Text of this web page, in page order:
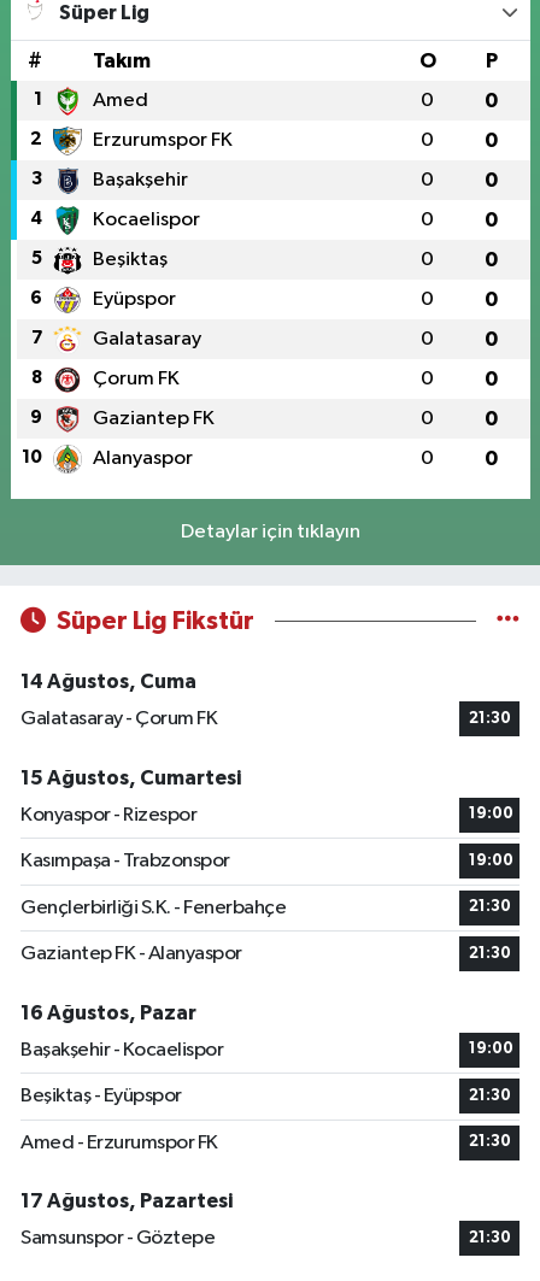
Süper Lig
# Takım O P
1 Amed 0 0
2 Erzurumspor FK 0 0
3 Başakşehir 0 0
4 Kocaelispor 0 0
5 Beşiktaş 0 0
6 Eyüpspor 0 0
7 Galatasaray 0 0
8 Çorum FK 0 0
9 Gaziantep FK 0 0
10 Alanyaspor 0 0
Detaylar için tıklayın
Süper Lig Fikstür
14 Ağustos, Cuma
Galatasaray - Çorum FK
21:30
15 Ağustos, Cumartesi
Konyaspor - Rizespor
19:00
Kasımpaşa - Trabzonspor 19:00
Gençlerbirliği S.K. - Fenerbahçe 21:30
Gaziantep FK - Alanyaspor 21:30
16 Ağustos, Pazar
Başakşehir - Kocaelispor
19:00
Beşiktaş - Eyüpspor 21:30
Amed - Erzurumspor FK 21:30
17 Ağustos, Pazartesi
Samsunspor - Göztepe
21:30